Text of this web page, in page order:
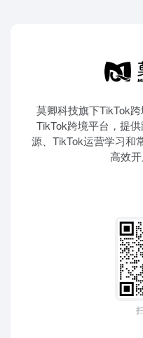
莫卿科技旗下TikTok
TikTok跨境平台，提
源、TikTok运营学习和
高效开